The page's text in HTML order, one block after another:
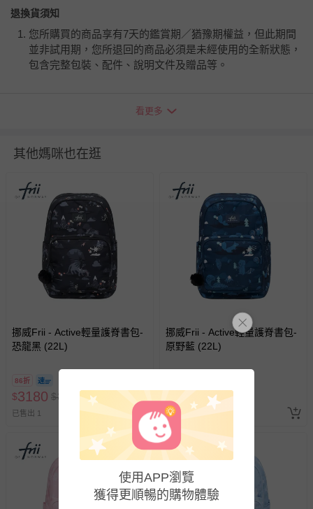
退換貨須知
您所購買的商品享有7天的鑑賞期／猶豫期權益，但此期間
並非試用期，您所退回的商品必須是未經使用的全新狀態，
包含完整包裝、配件、說明文件及贈品等。
瑕疵退換貨所產生的運費，將由媽咪愛負責處理，若非瑕疵
並點選『我要退貨』即可進行申請。若有相關退貨問題，請
至媽咪愛LINE@客服ID: @mamilove
針對滿件折/滿額贈…等活動，如因部份退貨，而該訂單保
留商品未達活動門檻，將以原價計算，活動贈品亦需一併退
回。
部分商品依據消費者保護法的規定，不適用七天鑑賞期/猶
豫期範圍：
易於腐敗、保存期限較短或解約時即將逾期（例如生鮮
商品、食品等）。
客製化商品（例如客製生日書、姓名貼等）。
報紙、期刊或雜誌（惟書籍如經拆封、使用，則酌收整
新費用）。
經消費者拆封之影音商品或電腦軟體（例如 DVD、CD
非以有形媒介提供之數位內容或一經提供即為完成之線
上服務，經消費者事先同意始提供（例如線上課程、遊
戲或活動點數等）。
已拆封之以下類型商品：
看更多
其他媽咪也在逛
挪威Frii - Active輕量護脊書包-
恐龍黑 (22L)
86折
$3180 $3680
已售出 1
挪威Frii - Active輕量護脊書包-
原野藍 (22L)
$3680
最新上架
使用APP瀏覽
獲得更順暢的購物體驗